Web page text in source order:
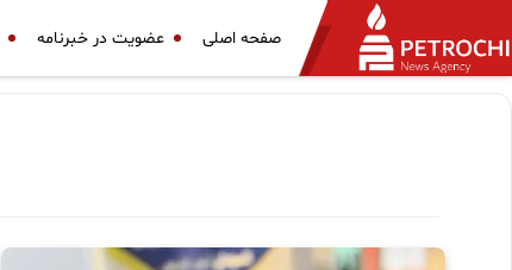
صفحه اصلی عضویت در خبرنامه